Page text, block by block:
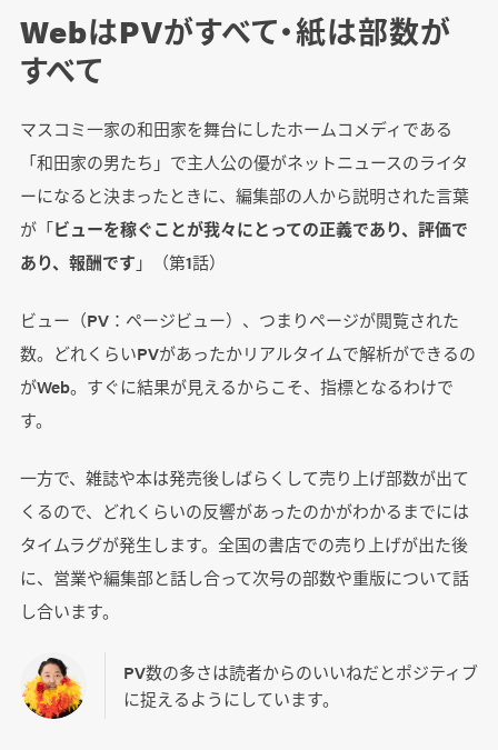
WebはPVがすべて・紙は部数が
すべて
マスコミ一家の和田家を舞台にしたホームコメディである
「和田家の男たち」で主人公の優がネットニュースのライタ
ーになると決まったときに、編集部の人から説明された言葉
が「ビューを稼ぐことが我々にとっての正義であり、評価で
あり、報酬です 」（第1話）
ビュー（PV：ページビュー）、つまりページが閲覧された
数。どれくらいPVがあったかリアルタイムで解析ができるの
がWeb。すぐに結果が見えるからこそ、指標となるわけで
す。
一方で、雑誌や本は発売後しばらくして売り上げ部数が出て
くるので、どれくらいの反響があったのかがわかるまでには
タイムラグが発生します。全国の書店での売り上げが出た後
に、営業や編集部と話し合って次号の部数や重版について話
し合います。
PV数の多さは読者からのいいねだとポジティブ
に捉えるようにしています。